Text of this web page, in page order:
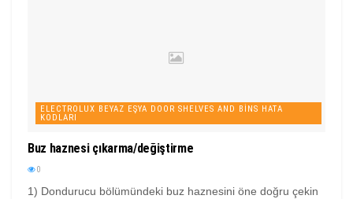
ELECTROLUX BEYAZ EŞYA DOOR SHELVES AND BINS HATA
KODLARI
Buz haznesi çıkarma/değiştirme
0
1) Dondurucu bölümündeki buz haznesini öne doğru çekin